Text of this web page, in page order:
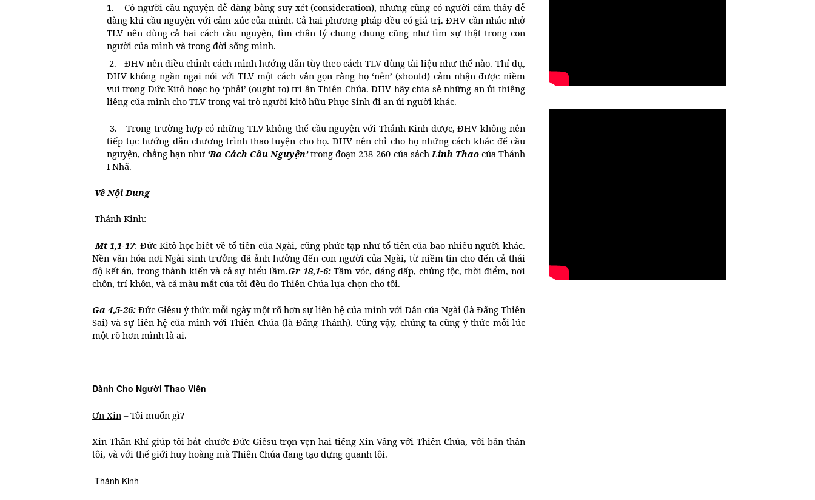
1.
Có người cầu nguyện dễ dàng bằng suy xét (consideration), nhưng cũng có người cảm thấy dễ
dàng khi cầu nguyện với cảm xúc của mình. Cả hai phương pháp đều có giá trị. ĐHV cần nhắc nhở
TLV nên dùng cả hai cách cầu nguyện, tìm chân lý chung chung cũng như tìm sự thật trong con
người của mình và trong đời sống mình.
2.
ĐHV nên điều chỉnh cách mình hướng dẫn tùy theo cách TLV dùng tài liệu như thế nào. Thí dụ,
ĐHV không ngần ngại nói với TLV một cách vắn gọn rằng họ ‘nên’ (should) cảm nhận được niềm
vui trong Đức Kitô hoạc họ ‘phải’ (ought to) tri ân Thiên Chúa. ĐHV hãy chia sẻ những an ủi thiêng
liêng của mình cho TLV trong vai trò người kitô hữu Phục Sinh đi an ủi người khác.
3.
Trong trường hợp có những TLV không thể cầu nguyện với Thánh Kinh được, ĐHV không nên
tiếp tục hướng dẫn chương trình thao luyện cho họ. ĐHV nên chỉ cho họ những cách khác để cầu
nguyện, chẳng hạn như ‘Ba Cách Cầu Nguyện’trong đoạn 238-260 của sách Linh Thaocủa Thánh
I Nhã.
Về Nội Dung
Thánh Kinh:
Mt 1,1-17: Đức Kitô học biết về tổ tiên của Ngài, cũng phức tạp như tổ tiên của bao nhiêu người khác.
Nền văn hóa nơi Ngài sinh trưởng đã ảnh hưởng đến con người của Ngài, từ niềm tin cho đến cả thái
độ kết án, trong thành kiến và cả sự hiểu lầm.Gr 18,1-6:Tầm vóc, dáng dấp, chủng tộc, thời điểm, nơi
chốn, trí khôn, và cả màu mắt của tôi đều do Thiên Chúa lựa chọn cho tôi.
Ga 4,5-26: Đức Giêsu ý thức mỗi ngày một rõ hơn sự liên hệ của mình với Dân của Ngài (là Đấng Thiên
Sai) và sự liên hệ của mình với Thiên Chúa (là Đấng Thánh). Cũng vậy, chúng ta cũng ý thức mỗi lúc
một rõ hơn mình là ai.
Dành Cho Người Thao Viên
Ơn Xin – Tôi muốn gì?
Xin Thần Khí giúp tôi bắt chước Đức Giêsu trọn vẹn hai tiếng Xin Vâng với Thiên Chúa, với bản thân
tôi, và với thế giới huy hoàng mà Thiên Chúa đang tạo dựng quanh tôi.
Thánh Kinh